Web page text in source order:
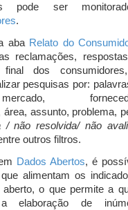
pode ser
.
aba Relato do
reclamações,
final dos
pesquisas por:
área, assunto, problema,
/ não resolvida/ não
outros filtros.
Dados Abertos, é
alimentam os
o que permite a
a elaboração de